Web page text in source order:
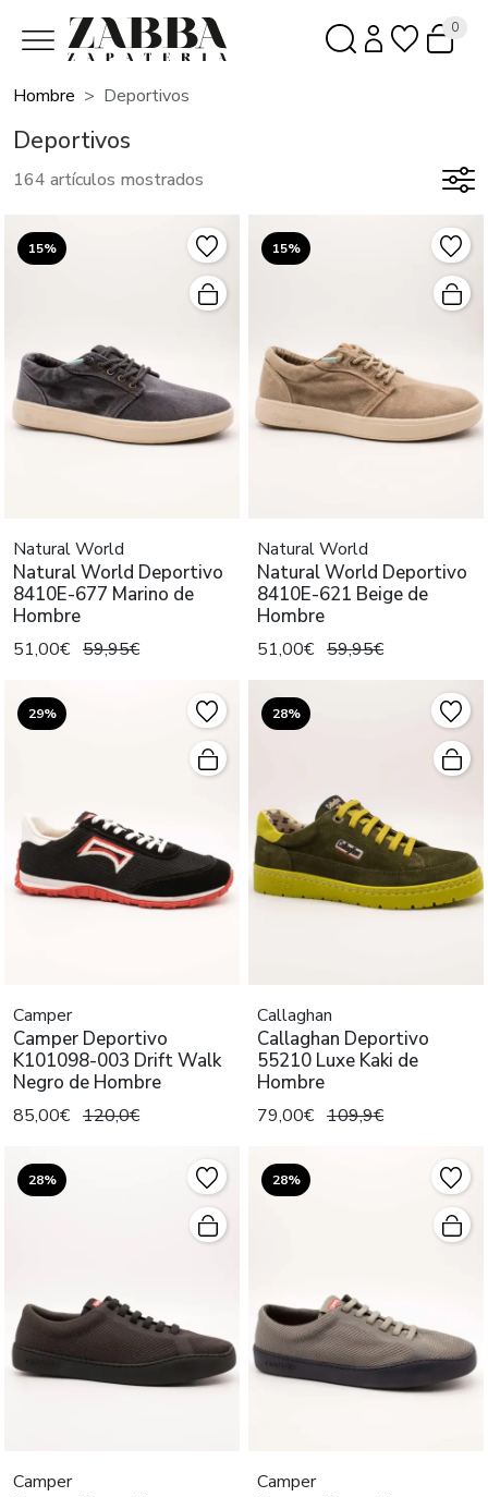
0
Hombre Deportivos
Deportivos
164 artículos mostrados
15%
Natural World
Natural World Deportivo
8410E-677 Marino de
Hombre
51,00€ 59,95€
15%
Natural World
Natural World Deportivo
8410E-621 Beige de
Hombre
51,00€ 59,95€
29%
Camper
Camper Deportivo
K101098-003 Drift Walk
Negro de Hombre
85,00€ 120,0€
28%
Callaghan
Callaghan Deportivo
55210 Luxe Kaki de
Hombre
79,00€ 109,9€
28%
Camper
28%
Camper